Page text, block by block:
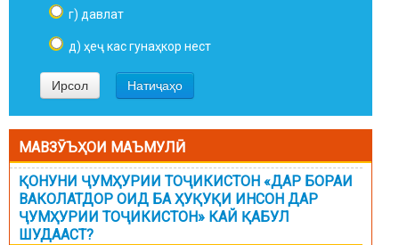
г) давлат
д) ҳеҷ кас гунаҳкор нест
МАВЗӮЪҲОИ МАЪМУЛӢ
ҚОНУНИ ҶУМҲУРИИ ТОҶИКИСТОН «ДАР БОРАИ
ВАКОЛАТДОР ОИД БА ҲУҚУҚИ ИНСОН ДАР
ҶУМҲУРИИ ТОҶИКИСТОН» КАЙ ҚАБУЛ
ШУДААСТ?